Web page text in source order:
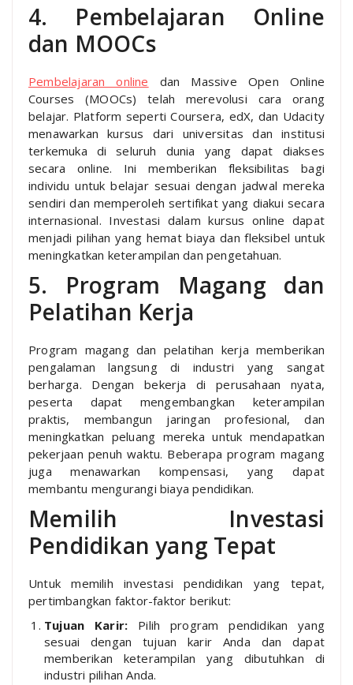
4. Pembelajaran Online
dan MOOCs
Pembelajaran online dan Massive Open Online
Courses (MOOCs) telah merevolusi cara orang
belajar. Platform seperti Coursera, edX, dan Udacity
menawarkan kursus dari universitas dan institusi
terkemuka di seluruh dunia yang dapat diakses
secara online. Ini memberikan fleksibilitas bagi
individu untuk belajar sesuai dengan jadwal mereka
sendiri dan memperoleh sertifikat yang diakui secara
internasional. Investasi dalam kursus online dapat
menjadi pilihan yang hemat biaya dan fleksibel untuk
meningkatkan keterampilan dan pengetahuan.
5. Program Magang dan
Pelatihan Kerja
Program magang dan pelatihan kerja memberikan
pengalaman langsung di industri yang sangat
berharga. Dengan bekerja di perusahaan nyata,
peserta dapat mengembangkan keterampilan
praktis, membangun jaringan profesional, dan
meningkatkan peluang mereka untuk mendapatkan
pekerjaan penuh waktu. Beberapa program magang
juga menawarkan kompensasi, yang dapat
membantu mengurangi biaya pendidikan.
Memilih Investasi
Pendidikan yang Tepat
Untuk memilih investasi pendidikan yang tepat,
pertimbangkan faktor-faktor berikut:
Tujuan Karir: Pilih program pendidikan yang
sesuai dengan tujuan karir Anda dan dapat
memberikan keterampilan yang dibutuhkan di
industri pilihan Anda.